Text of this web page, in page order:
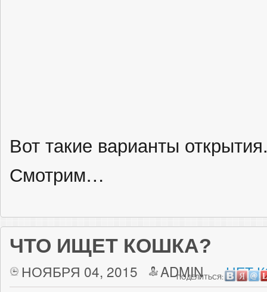
Вот такие варианты
Смотрим…
ЧТО ИЩЕТ КОШКА?
НОЯБРЯ 04, 2015 ADMIN НЕТ
ПОДЕЛИТЬСЯ: